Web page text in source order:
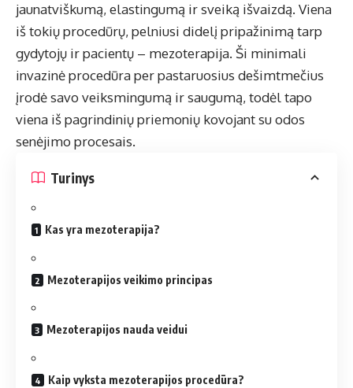
jaunatviškumą, elastingumą ir sveiką išvaizdą. Viena
iš tokių procedūrų, pelniusi didelį pripažinimą tarp
gydytojų ir pacientų – mezoterapija. Ši minimali
invazinė procedūra per pastaruosius dešimtmečius
įrodė savo veiksmingumą ir saugumą, todėl tapo
viena iš pagrindinių priemonių kovojant su odos
senėjimo procesais.
Turinys
Kas yra mezoterapija?
Mezoterapijos veikimo principas
Mezoterapijos nauda veidui
Kaip vyksta mezoterapijos procedūra?